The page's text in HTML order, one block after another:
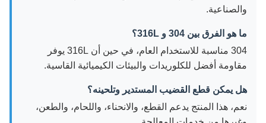
والصناعية.
ما هو الفرق بين 304 و 316L؟
304 مناسبة للاستخدام العام، في حين أن 316L يوفر
مقاومة أفضل للكلوريدات والبيئات الكيميائية القاسية.
هل يمكن قطع القضيب المستدير وتلحينه؟
نعم، هذا المنتج يدعم القطع، والانحناء، واللحام، والطعن،